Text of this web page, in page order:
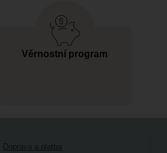
Věrnostní program
Doprava a platba